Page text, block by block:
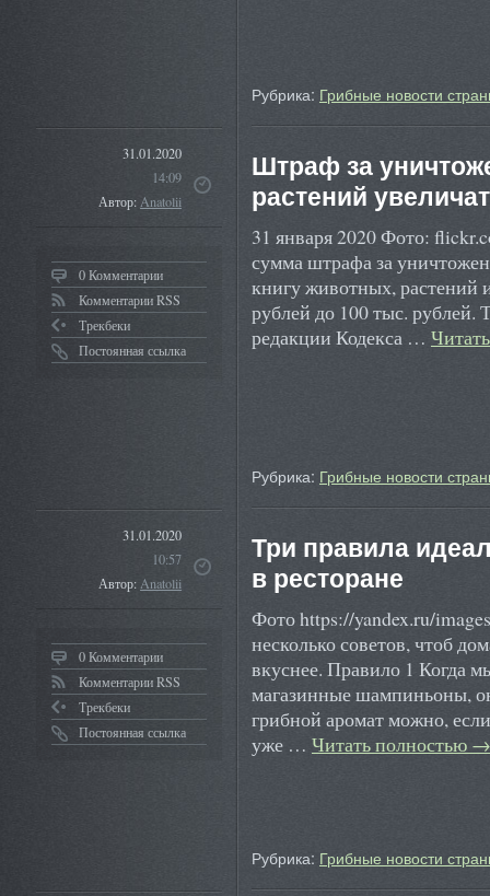
Рубрика: Грибные новости
31.01.2020
14:09
Автор:Anatolii
0 Комментарии
Комментарии RSS
Трекбеки
Постоянная ссылка
Штраф за
растений
31 января 2020 Фото:
сумма штрафа за
книгу животных, растений
рублей до 100 тыс. рублей.
редакции Кодекса …
Рубрика: Грибные новости
31.01.2020
10:57
Автор:Anatolii
0 Комментарии
Комментарии RSS
Трекбеки
Постоянная ссылка
Три правила
в ресторане
Фото https://yandex.ru/
несколько советов, чтоб
вкуснее. Правило 1 Когда
магазинные шампиньоны,
грибной аромат можно,
уже … Читать полностью →
Рубрика: Грибные новости